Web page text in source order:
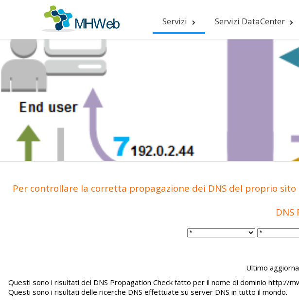
Servizi Servizi DataCenter
Per controllare la corretta propagazione dei DNS del proprio
Ultimo
Questi sono i risultati del DNS Propagation Check fatto per il nome di dominio http://
Questi sono i risultati delle ricerche DNS effettuate su server DNS in tutto il mondo.